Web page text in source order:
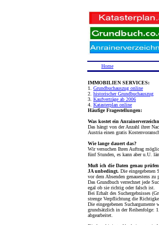
Home
IMMOBILIEN SERVICES:
1. Grundbuchauszug online
2. historischer Grundbuchauszug
3. Kaufverträge ab 2006
4. Katasterplan online
Häufige Fragestellungen:
Was kostet ein
Das hängt von der Anzahl ihrer
Austria einen gratis
Wie lange dauert das?
Wir versuchen Ihren Auftrag
fünf Stunden, es kann aber u.U.
Muß ich die Daten genau
JA unbedingt. Die eingegebenen
vor dem Absenden genauestens zu
Das Grundbuch verrechnet jede
egal ob sie richtig oder falsch ist.
Bei Erhalt des Suchergebnisses
strenge Verpflichtung die
Die eingegebenen Suchargumente
grundsätzlich in der Reihenfolge:
abgearbeitet.